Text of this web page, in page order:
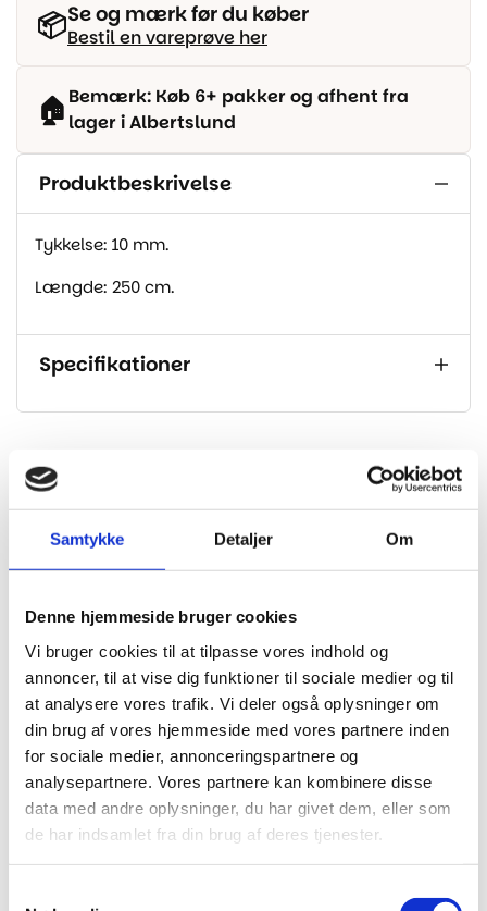
Samtykke Detaljer Om
Denne hjemmeside bruger cookies
Vi bruger cookies til at tilpasse vores indhold og
annoncer, til at vise dig funktioner til sociale medier og til
at analysere vores trafik. Vi deler også oplysninger om
din brug af vores hjemmeside med vores partnere inden
for sociale medier, annonceringspartnere og
analysepartnere. Vores partnere kan kombinere disse
data med andre oplysninger, du har givet dem, eller som
de har indsamlet fra din brug af deres tjenester.
📦Se og mærk før du køber
Bestil en vareprøve her
🏠 Bemærk: Køb 6+ pakker og afhent fra
lager i Albertslund
Produktbeskrivelse
Tykkelse: 10 mm.
Længde: 250 cm.
Specifikationer
Andre har også kigget
på...
EK Massive Ashen - 60x60 cm.
499,00kr.
Den
299,00kr.
Den
m2
EK Massive Davy - 60x60 cm.
499,00kr.
Den
299,00kr.
Den